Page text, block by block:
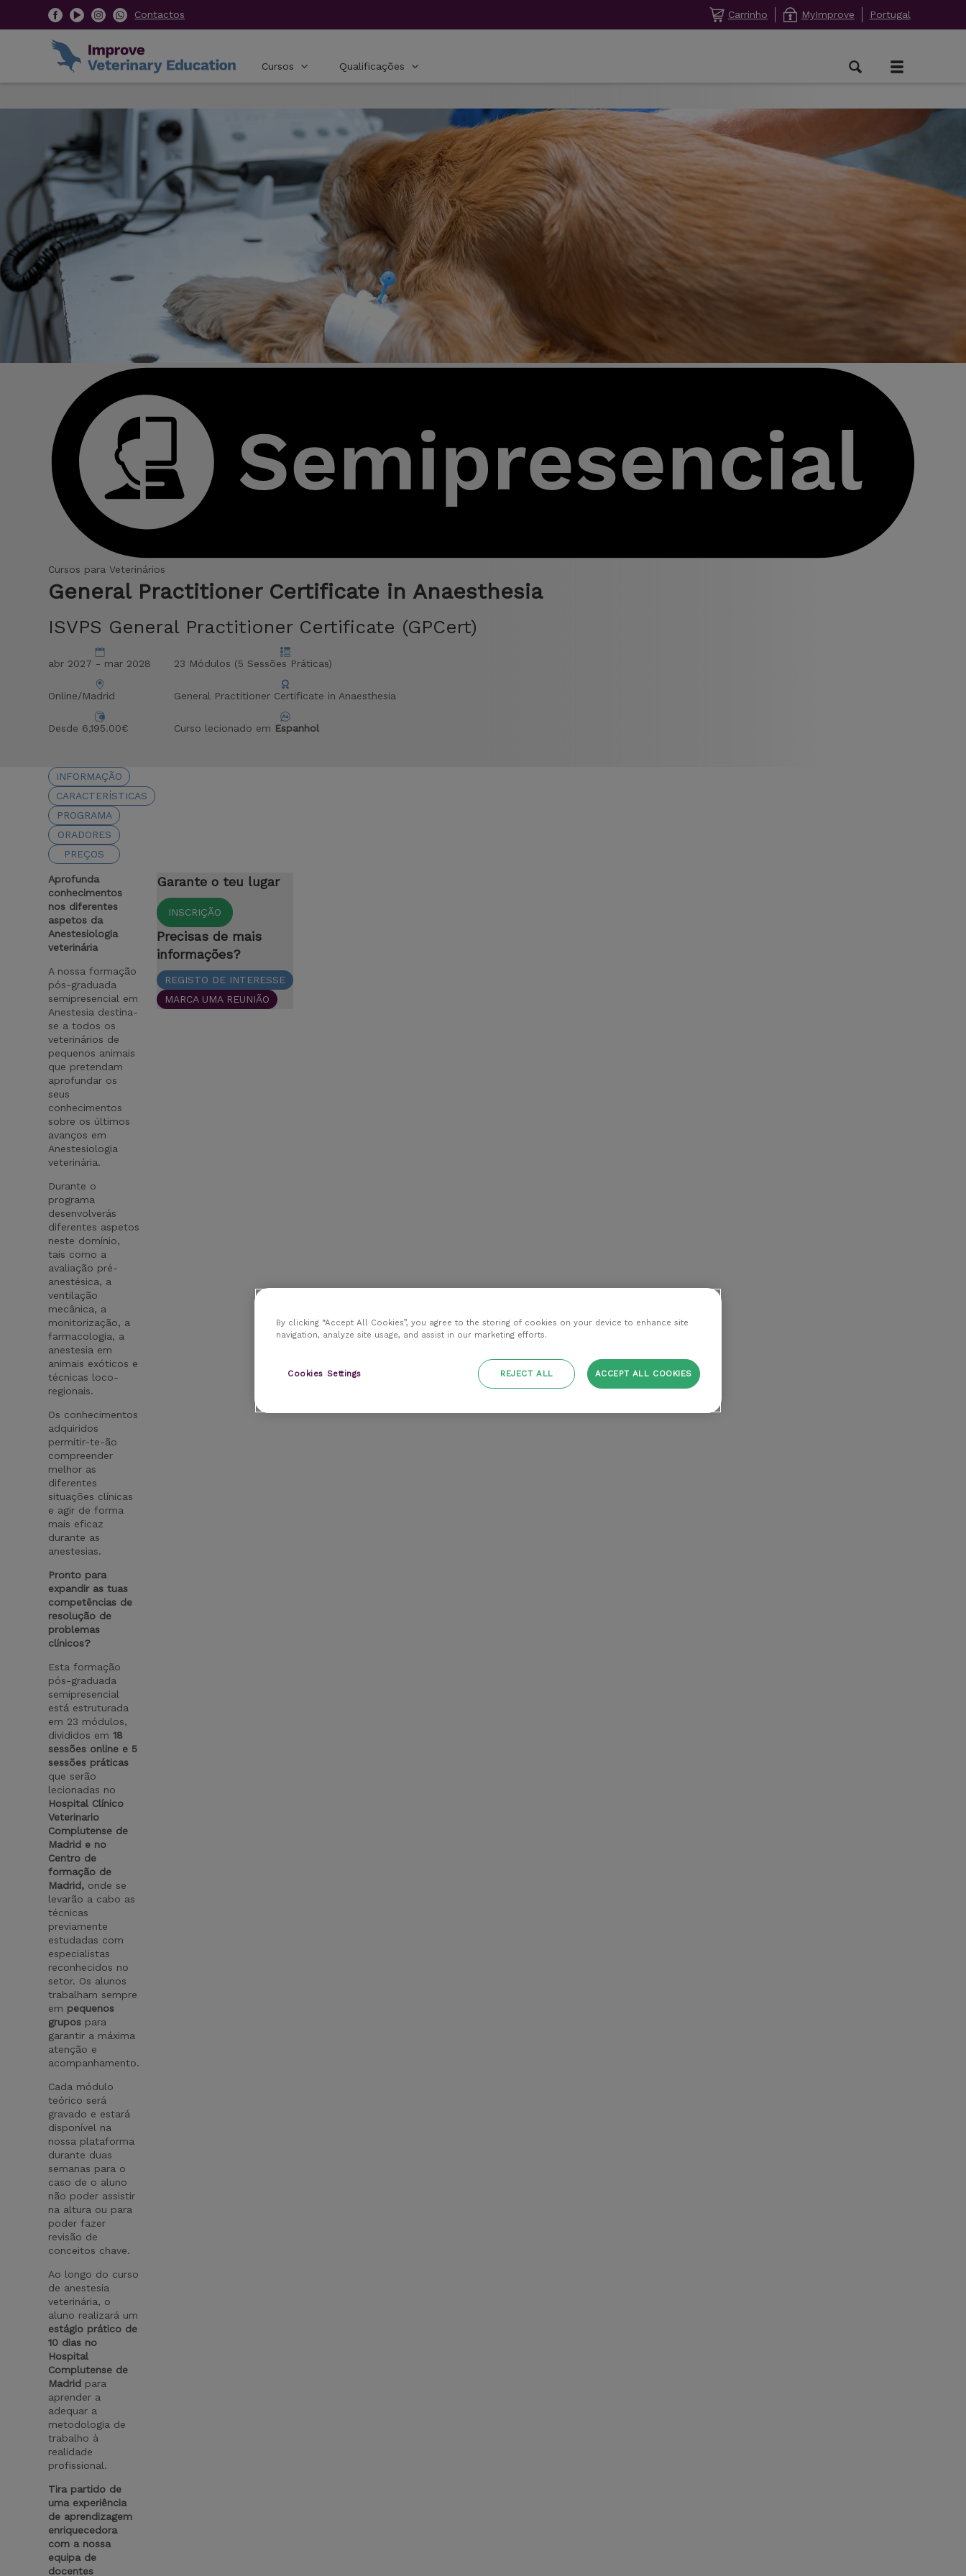
Contactos Carrinho MyImprove Portugal
Cursos Qualificações
Cursos para Veterinários
General Practitioner Certificate in Anaesthesia
ISVPS General Practitioner Certificate (GPCert)
abr 2027 - mar 2028 23 Módulos (5 Sessões Práticas)
Online/Madrid General Practitioner Certificate in Anaesthesia
Desde 6,195.00€ Curso lecionado em Espanhol
INFORMAÇÃO
CARACTERÍSTICAS
PROGRAMA
ORADORES
PREÇOS
Aprofunda
conhecimentos
nos diferentes
aspetos da
Anestesiologia
veterinária
A nossa formação
pós-graduada
semipresencial em
Anestesia destina-
se a todos os
veterinários de
pequenos animais
que pretendam
aprofundar os
seus
conhecimentos
sobre os últimos
avanços em
Anestesiologia
veterinária.
Durante o
programa
desenvolverás
diferentes aspetos
neste domínio,
tais como a
avaliação pré-
anestésica, a
ventilação
mecânica, a
monitorização, a
farmacologia, a
anestesia em
animais exóticos e
técnicas loco-
regionais.
Os conhecimentos
adquiridos
permitir-te-ão
compreender
melhor as
diferentes
situações clínicas
e agir de forma
mais eficaz
durante as
anestesias.
Pronto para
expandir as tuas
competências de
resolução de
problemas
clínicos?
Esta formação
pós-graduada
semipresencial
está estruturada
em 23 módulos,
divididos em18
sessões online e 5
sessões práticas
que serão
lecionadas no
Hospital Clínico
Veterinario
Complutense de
Madrid e no
Centro de
formação de
Madrid, onde se
levarão a cabo as
técnicas
previamente
estudadas com
especialistas
reconhecidos no
setor. Os alunos
trabalham sempre
em pequenos
grupos para
garantir a máxima
atenção e
acompanhamento.
Cada módulo
teórico será
gravado e estará
disponível na
nossa plataforma
durante duas
semanas para o
caso de o aluno
não poder assistir
na altura ou para
poder fazer
revisão de
conceitos chave.
Ao longo do curso
de anestesia
veterinária, o
aluno realizará um
estágio prático de
10 dias no
Hospital
Complutense de
Madrid para
aprender a
adequar a
metodologia de
trabalho à
realidade
profissional.
Tira partido de
uma experiência
de aprendizagem
enriquecedora
com a nossa
equipa de
docentes
Garante o teu lugar
INSCRIÇÃO
Precisas de mais
informações?
REGISTO DE INTERESSE
MARCA UMA REUNIÃO
By clicking “Accept All Cookies”, you agree to the storing of cookies on your device to enhance site
navigation, analyze site usage, and assist in our marketing efforts.
Cookies Settings REJECT ALL ACCEPT ALL COOKIES